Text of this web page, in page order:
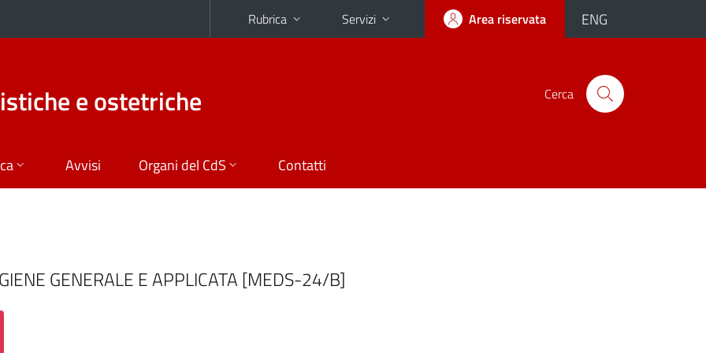
Rubrica Servizi Area riservata ENG
e ostetriche Cerca
Avvisi Organi del CdS Contatti
GENERALE E APPLICATA [MEDS-24/B]